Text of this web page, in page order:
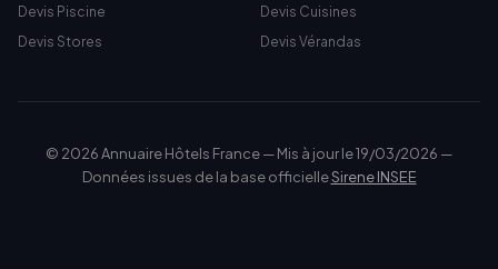
Devis Piscine
Devis Cuisines
Devis Stores
Devis Vérandas
© 2026 Annuaire Hôtels France — Mis à jour le 19/03/2026 —
Données issues de la base officielleSirene INSEE